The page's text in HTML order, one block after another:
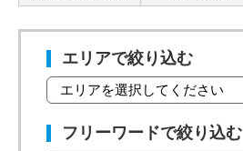
エリアで絞り込む
フリーワードで絞り込む